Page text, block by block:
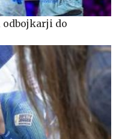
odbojkarji do